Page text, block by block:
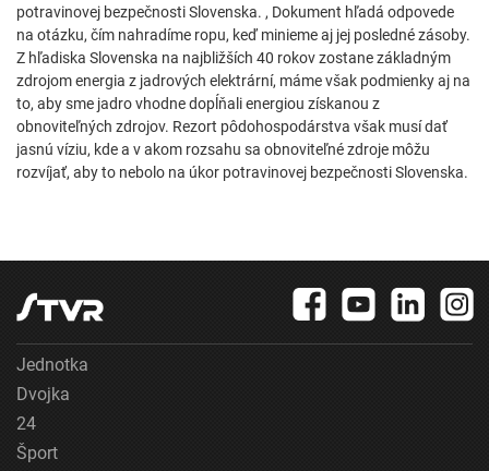
potravinovej bezpečnosti Slovenska. , Dokument hľadá odpovede
na otázku, čím nahradíme ropu, keď minieme aj jej posledné zásoby.
Z hľadiska Slovenska na najbližších 40 rokov zostane základným
zdrojom energia z jadrových elektrární, máme však podmienky aj na
to, aby sme jadro vhodne dopĺňali energiou získanou z
obnoviteľných zdrojov. Rezort pôdohospodárstva však musí dať
jasnú víziu, kde a v akom rozsahu sa obnoviteľné zdroje môžu
rozvíjať, aby to nebolo na úkor potravinovej bezpečnosti Slovenska.
Jednotka
Dvojka
24
Šport